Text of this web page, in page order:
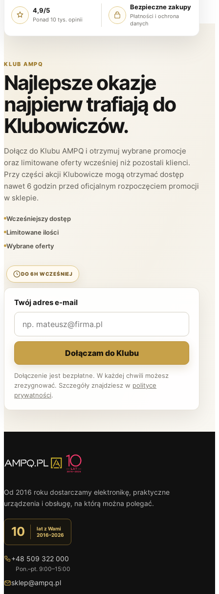
4,9/5
Ponad 10 tys. opinii
Bezpieczne zakupy
Płatności i ochrona
danych
KLUB AMPQ
Najlepsze okazje
najpierw trafiają do
Klubowiczów.
Dołącz do Klubu AMPQ i otrzymuj wybrane promocje
oraz limitowane oferty wcześniej niż pozostali klienci.
Przy części akcji Klubowicze mogą otrzymać dostęp
nawet 6 godzin przed oficjalnym rozpoczęciem promocji
w sklepie.
Wcześniejszy dostęp
Limitowane ilości
Wybrane oferty
DO 6H WCZEŚNIEJ
Twój adres e-mail
Dołączam do Klubu
Dołączenie jest bezpłatne. W każdej chwili możesz
zrezygnować. Szczegóły znajdziesz w polityce
prywatności.
Od 2016 roku dostarczamy elektronikę, praktyczne
urządzenia i obsługę, na którą można polegać.
10
lat z Wami
2016–2026
+48 509 322 000
Pon.–pt. 9:00–15:00
sklep@ampq.pl